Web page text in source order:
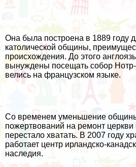
Она была построена в 1889 году
католической общины,
происхождения. До этого
вынуждены посещать собор
велись на французском языке.
Со временем уменьшение общины
пожертвований на ремонт
перестало хватать. В 2007 году
работает центр ирландско-
наследия.